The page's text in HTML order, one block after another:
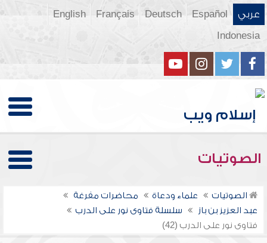
عربي Español
Deutsch
Français
English
Indonesia
الصوتيات
الصوتيات علماء ودعاة
محاضرات مفرغة
عبد العزيز بن باز
سلسلة فتاوى نور على الدرب
فتاوى نور على الدرب (42)